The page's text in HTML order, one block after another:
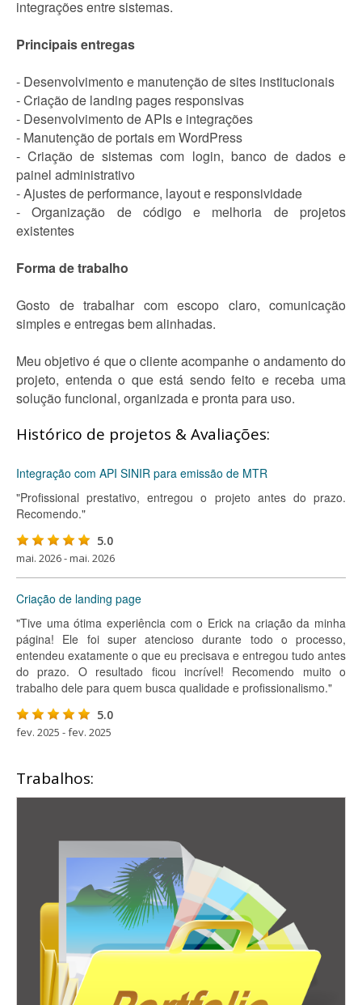
integrações entre sistemas.
Principais entregas
- Desenvolvimento e manutenção de sites institucionais
- Criação de landing pages responsivas
- Desenvolvimento de APIs e integrações
- Manutenção de portais em WordPress
- Criação de sistemas com login, banco de dados e
painel administrativo
- Ajustes de performance, layout e responsividade
- Organização de código e melhoria de projetos
existentes
Forma de trabalho
Gosto de trabalhar com escopo claro, comunicação
simples e entregas bem alinhadas.
Meu objetivo é que o cliente acompanhe o andamento do
projeto, entenda o que está sendo feito e receba uma
solução funcional, organizada e pronta para uso.
Histórico de projetos & Avaliações:
Integração com API SINIR para emissão de MTR
"Profissional prestativo, entregou o projeto antes do prazo.
Recomendo."
5.0
mai. 2026 - mai. 2026
Criação de landing page
"Tive uma ótima experiência com o Erick na criação da minha
página! Ele foi super atencioso durante todo o processo,
entendeu exatamente o que eu precisava e entregou tudo antes
do prazo. O resultado ficou incrível! Recomendo muito o
trabalho dele para quem busca qualidade e profissionalismo."
5.0
fev. 2025 - fev. 2025
Trabalhos: